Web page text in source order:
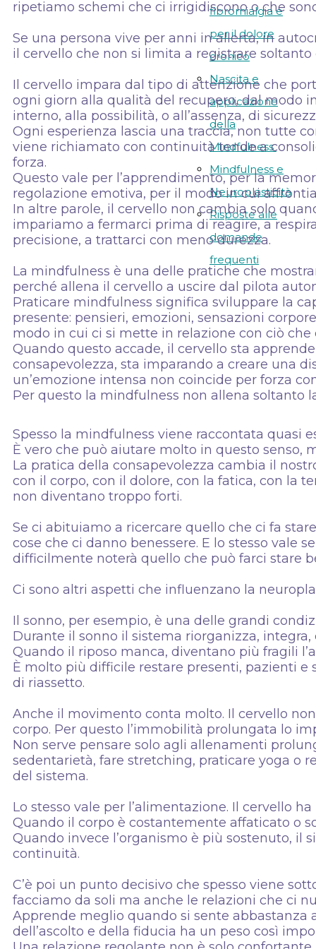
fibromialgia e
per il dolore
cronico
Nascita e
applicazione
della
Mindfulness
Mindfulness e
Neuroplasticità
Risposte alle
domande
frequenti
ripetiamo schemi che ci irrigidiscono o che
Se una persona vive per anni in allerta, in
il cervello che non si limita a registrare
Il cervello impara dal tipo di attenzione che
ogni giorn alla qualità del recupero, dal modo
interno, alla possibilità, o all’assenza, di
Ogni esperienza lascia una traccia, non tutte
viene richiamato con continuità tende a
forza.
Questo vale per l’apprendimento, per la
regolazione emotiva, per il modo in cui
In altre parole, il cervello non cambia solo
impariamo a fermarci prima di reagire, a
precisione, a trattarci con meno durezza.
La mindfulness è una delle pratiche che
perché allena il cervello a uscire dal pilota
Praticare mindfulness significa sviluppare la
presente: pensieri, emozioni, sensazioni
modo in cui ci si mette in relazione con ciò
Quando questo accade, il cervello sta
consapevolezza, sta imparando a creare una
un’emozione intensa non coincide per forza
Per questo la mindfulness non allena soltanto
Spesso la mindfulness viene raccontata quasi
È vero che può aiutare molto in questo senso,
La pratica della consapevolezza cambia il
con il corpo, con il dolore, con la fatica, con la
non diventano troppo forti.
Se ci abituiamo a ricercare quello che ci fa
cose che ci danno benessere. E lo stesso vale
difficilmente noterà quello che può farci stare
Ci sono altri aspetti che influenzano la
Il sonno, per esempio, è una delle grandi
Durante il sonno il sistema riorganizza,
Quando il riposo manca, diventano più fragili
È molto più difficile restare presenti, pazienti
di riassetto.
Anche il movimento conta molto. Il cervello
corpo. Per questo l’immobilità prolungata lo
Non serve pensare solo agli allenamenti
sedentarietà, fare stretching, praticare yoga o
del sistema.
Lo stesso vale per l’alimentazione. Il cervello
Quando il corpo è costantemente affaticato o
Quando invece l’organismo è più sostenuto, il
continuità.
C’è poi un punto decisivo che spesso viene
facciamo da soli ma anche le relazioni che ci
Apprende meglio quando si sente abbastanza
dell’ascolto e della fiducia ha un peso così